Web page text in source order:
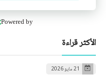
Powered by
الأكثر قراءة
21 مايو 2026